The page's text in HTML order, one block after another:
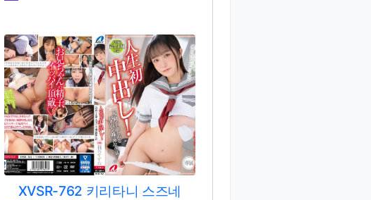
XVSR-762 키리타니 스즈네